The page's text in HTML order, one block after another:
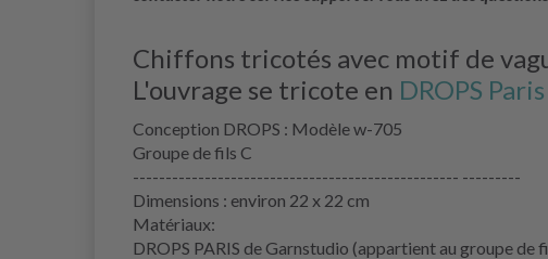
Chiffons tricotés avec motif de
L'ouvrage se tricote en DROPS Paris
Conception DROPS : Modèle w-705
Groupe de fils C
-------------------------------------------------- ---------
Dimensions : environ 22 x 22 cm
Matériaux:
DROPS PARIS de Garnstudio (appartient au groupe de